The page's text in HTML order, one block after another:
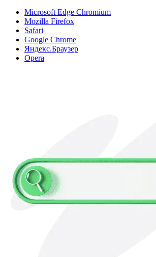
Microsoft Edge Chromium
Mozilla Firefox
Safari
Google Chrome
Яндекс.Браузер
Opera